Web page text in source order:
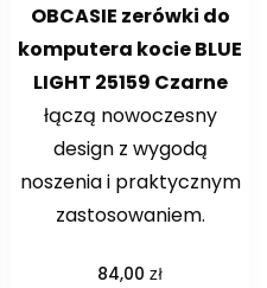
OBCASIE zerówki do
komputera kocie BLUE
LIGHT 25159 Czarne
łączą nowoczesny
design z wygodą
noszenia i praktycznym
zastosowaniem.
84,00zł